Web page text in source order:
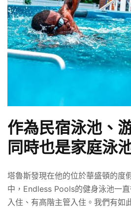
作為民宿泳池、
同時也是家庭泳
塔魯斯發現在他的位於華盛頓的度
中，Endless Pools的健身泳池一
入住、有高階主管入住。我們有如